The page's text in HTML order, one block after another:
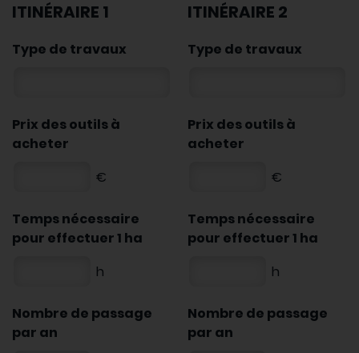
ITINÉRAIRE 1 ITINÉRAIRE 2
Type de travaux Type de travaux
Prix des outils à
acheter
€
Prix des outils à
acheter
€
Temps nécessaire
pour effectuer 1 ha
h
Temps nécessaire
pour effectuer 1 ha
h
Nombre de passage
par an
Nombre de passage
par an